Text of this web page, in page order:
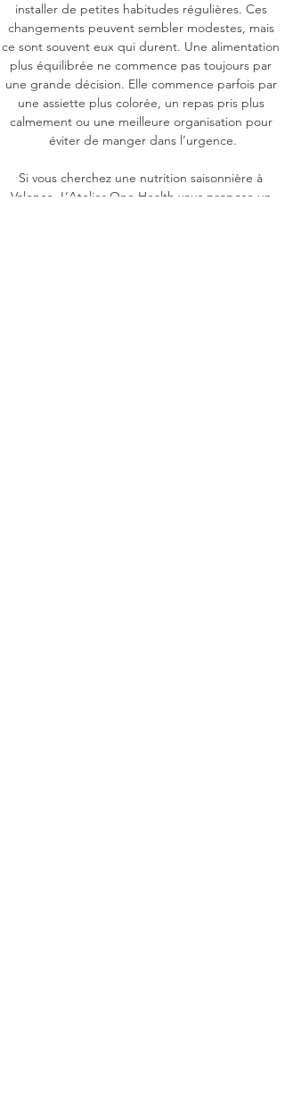
installer de petites habitudes régulières. Ces
changements peuvent sembler modestes, mais
ce sont souvent eux qui durent. Une alimentation
plus équilibrée ne commence pas toujours par
une grande décision. Elle commence parfois par
une assiette plus colorée, un repas pris plus
calmement ou une meilleure organisation pour
éviter de manger dans l’urgence.
Si vous cherchez une nutrition saisonnière à
Valence, L’Atelier One Health vous propose un